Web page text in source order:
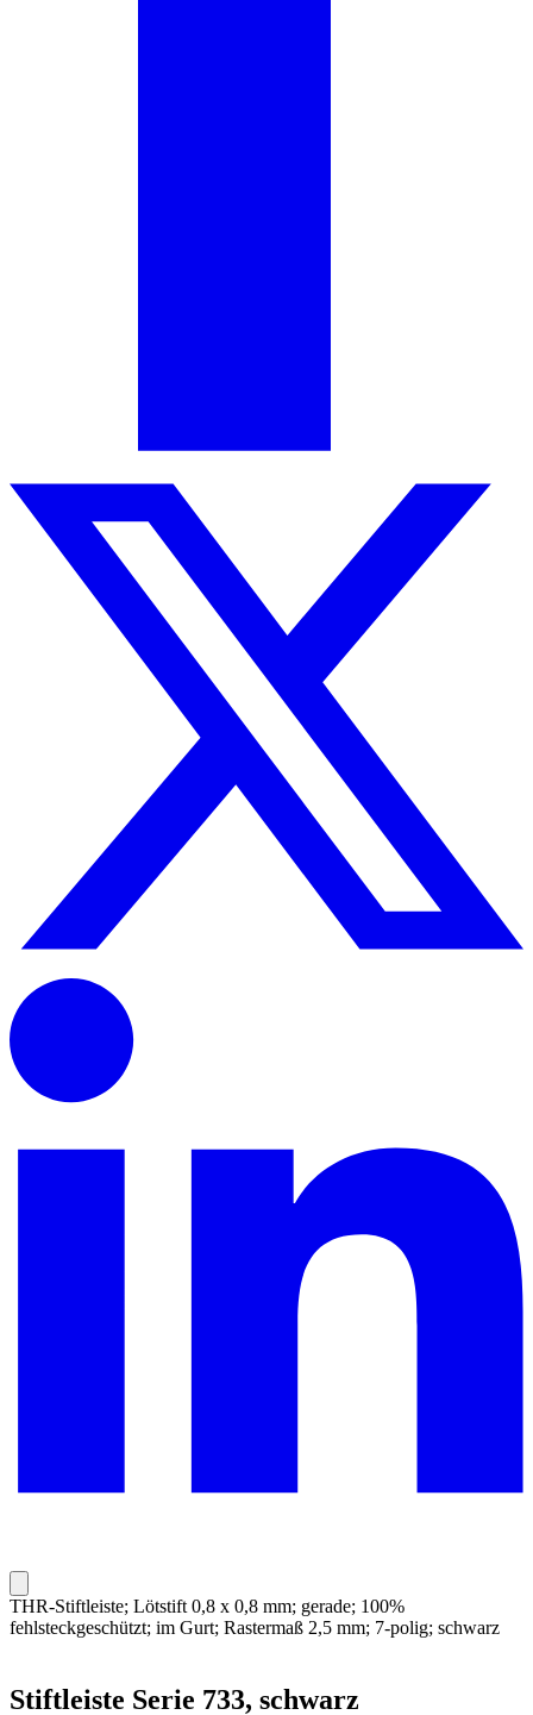
THR-Stiftleiste; Lötstift 0,8 x 0,8 mm; gerade; 100%
fehlsteckgeschützt; im Gurt; Rastermaß 2,5 mm; 7-polig; schwarz
Stiftleiste Serie 733, schwarz